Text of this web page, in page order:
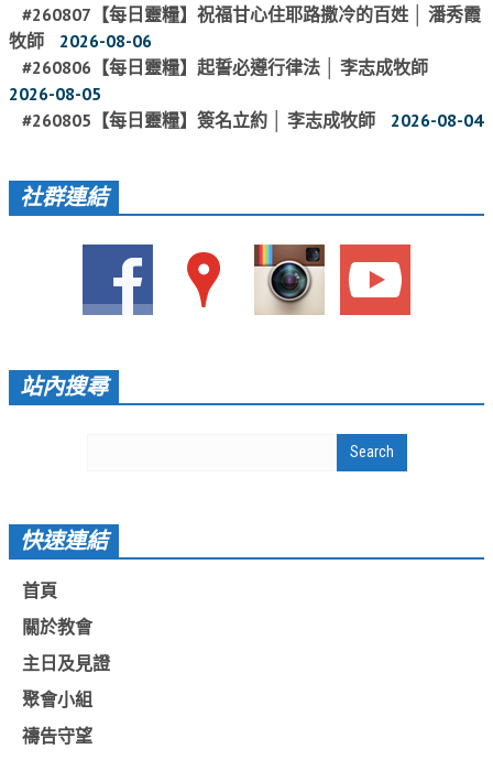
活動影音_2017年
活動影音_2016年
活動影音_2015年
活動影音_2014年
社區愛加倍
愛加倍協會介紹
愛加倍活動相簿
陪讀班活動相簿
台北靈糧堂 官方網站
信望愛全球資訊網
蒲公英希望基金會
#260807【每日靈糧】祝福甘心住耶路撒冷的百姓 │ 潘秀霞
牧師
2026-08-06
#260806【每日靈糧】起誓必遵行律法 │ 李志成牧師
2026-08-05
#260805【每日靈糧】簽名立約 │ 李志成牧師
2026-08-04
社群連結
站內搜尋
快速連結
首頁
關於教會
主日及見證
聚會小組
禱告守望